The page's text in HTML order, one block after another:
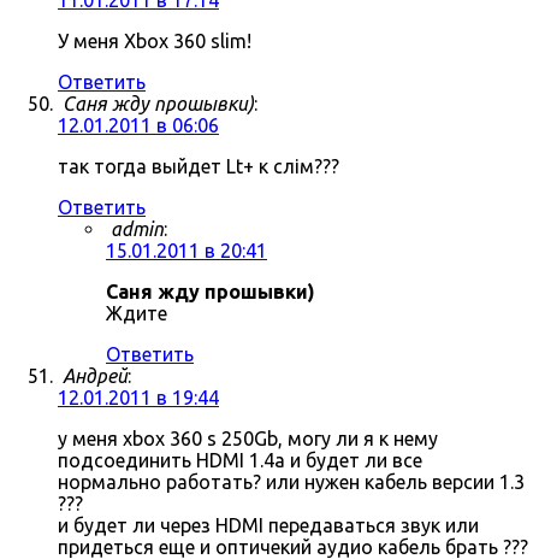
У меня Xbox 360 slim!
Ответить
Саня жду прошывки):
12.01.2011 в 06:06
так тогда выйдет Lt+ к слім???
Ответить
admin:
15.01.2011 в 20:41
Саня жду прошывки)
Ждите
Ответить
Андрей:
12.01.2011 в 19:44
у меня xbox 360 s 250Gb, могу ли я к нему
подсоединить HDMI 1.4a и будет ли все
нормально работать? или нужен кабель версии 1.3
???
и будет ли через HDMI передаваться звук или
придеться еще и оптичекий аудио кабель брать ???